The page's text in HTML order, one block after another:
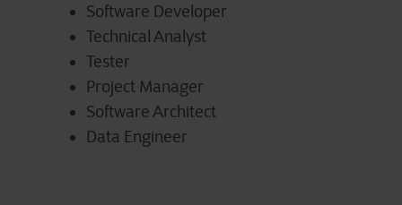
Software Developer
Technical Analyst
Tester
Project Manager
Software Architect
Data Engineer